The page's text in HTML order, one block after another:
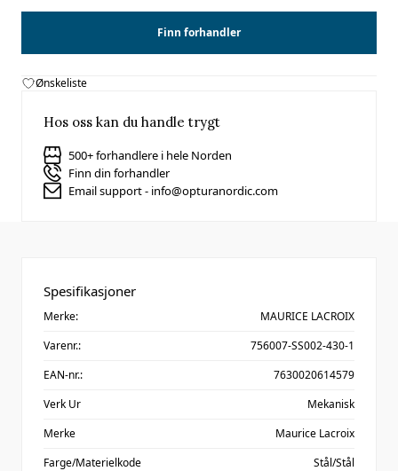
Finn forhandler
Ønskeliste
Hos oss kan du handle trygt
500+ forhandlere i hele Norden
Finn din forhandler
Email support - info@opturanordic.com
Spesifikasjoner
Merke:
MAURICE LACROIX
Varenr.:
756007-SS002-430-1
EAN-nr.:
7630020614579
Verk Ur
Mekanisk
Merke
Maurice Lacroix
Farge/Materielkode
Stål/Stål